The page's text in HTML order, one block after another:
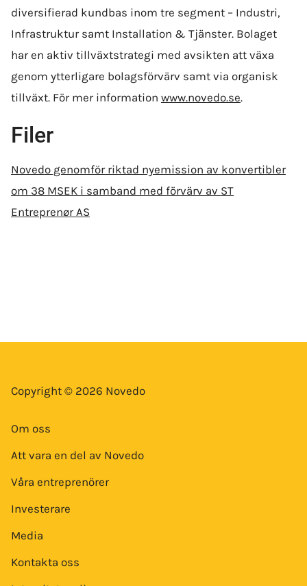
diversifierad kundbas inom tre segment – Industri,
Infrastruktur samt Installation & Tjänster. Bolaget
har en aktiv tillväxtstrategi med avsikten att växa
genom ytterligare bolags­förvärv samt via organisk
tillväxt. För mer information www.novedo.se.
Filer
Novedo genomför riktad nyemission av konvertibler
om 38 MSEK i samband med förvärv av ST
Entreprenør AS
Copyright © 2026 Novedo
Om oss
Att vara en del av Novedo
Våra entreprenörer
Investerare
Media
Kontakta oss